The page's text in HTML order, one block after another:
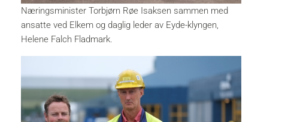
Næringsminister Torbjørn Røe Isaksen sammen med
ansatte ved Elkem og daglig leder av Eyde-klyngen,
Helene Falch Fladmark.